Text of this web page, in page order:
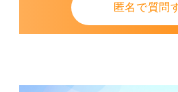
匿名で質問